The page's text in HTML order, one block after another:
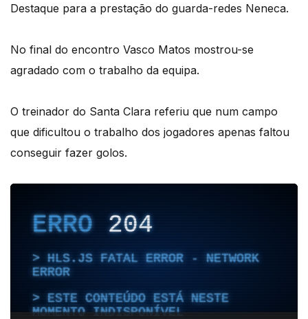
Destaque para a prestação do guarda-redes Neneca.
No final do encontro Vasco Matos mostrou-se
agradado com o trabalho da equipa.
O treinador do Santa Clara referiu que num campo
que dificultou o trabalho dos jogadores apenas faltou
conseguir fazer golos.